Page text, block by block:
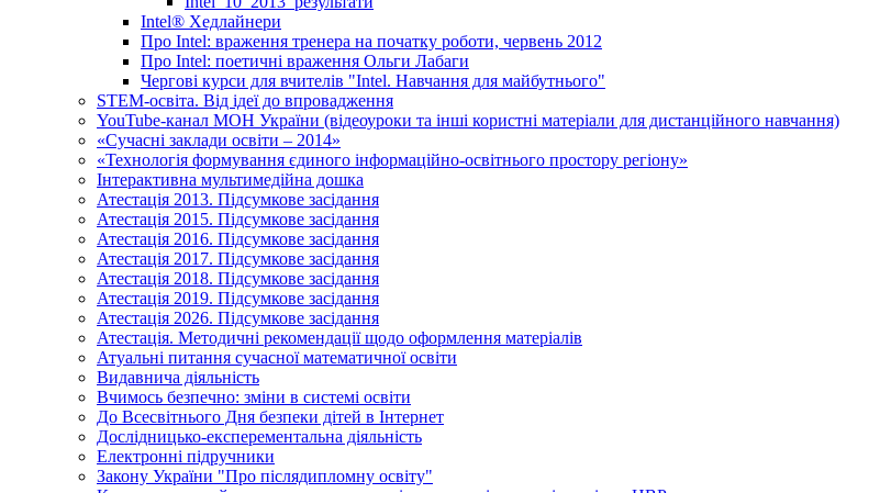
Іntel® Хедлайнери
Про Intel: враження тренера на початку роботи, червень 2012
Про Intel: поетичні враження Ольги Лабаги
Чергові курси для вчителів "Intel. Навчання для майбутнього"
STEM-освіта. Від ідеї до впровадження
YouTube-канал МОН України (відеоуроки та інші користні матеріали для дистанційного навчання)
«Сучасні заклади освіти – 2014»
«Технологія формування єдиного інформаційно-освітнього простору регіону»
Інтерактивна мультимедійна дошка
Атестація 2013. Підсумкове засідання
Атестація 2015. Підсумкове засідання
Атестація 2016. Підсумкове засідання
Атестація 2017. Підсумкове засідання
Атестація 2018. Підсумкове засідання
Атестація 2019. Підсумкове засідання
Атестація 2026. Підсумкове засідання
Атестація. Методичні рекомендації щодо оформлення матеріалів
Атуальні питання сучасної математичної освіти
Видавнича діяльність
Вчимось безпечно: зміни в системі освіти
До Всесвітнього Дня безпеки дітей в Інтернет
Дослідницько-експерементальна діяльність
Електронні підручники
Закону України "Про післядипломну освіту"